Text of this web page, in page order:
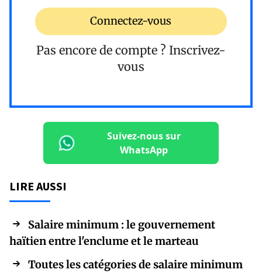
Connectez-vous
Pas encore de compte ? Inscrivez-
vous
Suivez-nous sur
WhatsApp
LIRE AUSSI
Salaire minimum : le gouvernement
haïtien entre l'enclume et le marteau
Toutes les catégories de salaire minimum